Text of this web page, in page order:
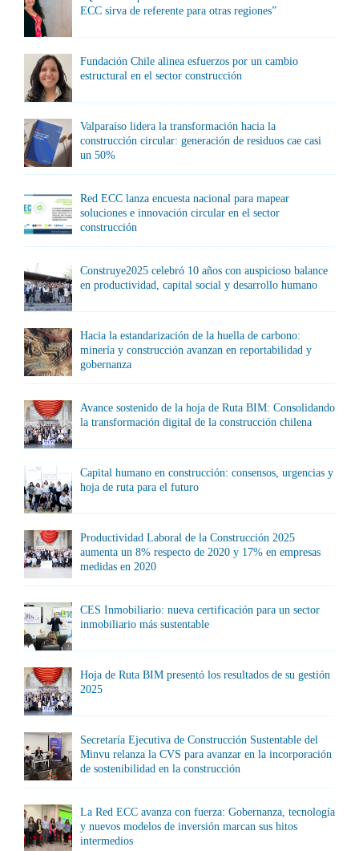
ECC sirva de referente para otras regiones”
Fundación Chile alinea esfuerzos por un cambio
estructural en el sector construcción
Valparaíso lidera la transformación hacia la
construcción circular: generación de residuos cae casi
un 50%
Red ECC lanza encuesta nacional para mapear
soluciones e innovación circular en el sector
construcción
Construye2025 celebró 10 años con auspicioso balance
en productividad, capital social y desarrollo humano
Hacia la estandarización de la huella de carbono:
minería y construcción avanzan en reportabilidad y
gobernanza
Avance sostenido de la hoja de Ruta BIM: Consolidando
la transformación digital de la construcción chilena
Capital humano en construcción: consensos, urgencias y
hoja de ruta para el futuro
Productividad Laboral de la Construcción 2025
aumenta un 8% respecto de 2020 y 17% en empresas
medidas en 2020
CES Inmobiliario: nueva certificación para un sector
inmobiliario más sustentable
Hoja de Ruta BIM presentó los resultados de su gestión
2025
Secretaría Ejecutiva de Construcción Sustentable del
Minvu relanza la CVS para avanzar en la incorporación
de sostenibilidad en la construcción
La Red ECC avanza con fuerza: Gobernanza, tecnología
y nuevos modelos de inversión marcan sus hitos
intermedios